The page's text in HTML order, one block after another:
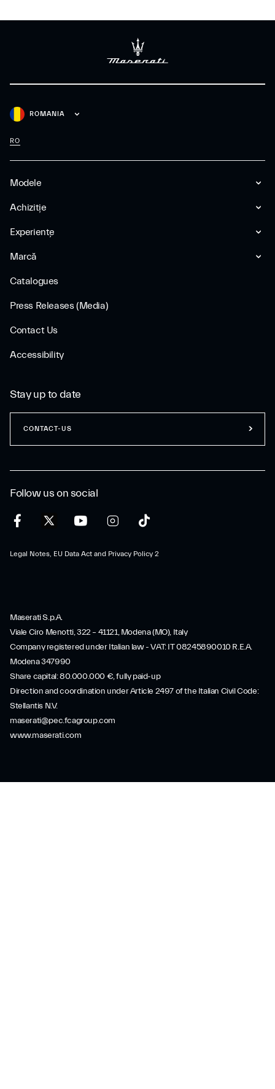
Modele
Achiziție
Experiențe
Marcă
Catalogues
Press Releases (Media)
Contact Us
Accessibility
ROMANIA
RO
Follow us on social
Legal Notes, EU Data Act and Privacy Policy 2
Stay up to date
CONTACT-US
Maserati S.p.A.
Viale Ciro Menotti, 322 – 41121, Modena (MO), Italy
Company registered under Italian law - VAT: IT 08245890010 R.E.A.
Modena 347990
Share capital: 80.000.000 €, fully paid-up
Direction and coordination under Article 2497 of the Italian Civil Code:
Stellantis N.V.
maserati@pec.fcagroup.com
www.maserati.com